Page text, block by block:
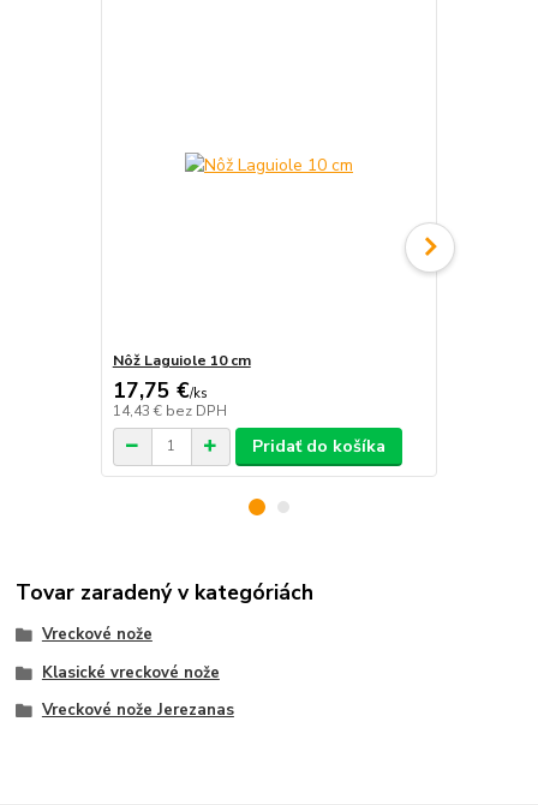
Nôž Laguiole 10 cm
17,75 €/ks
14,43 € bez DPH
Pridať do košíka
Tovar zaradený v kategóriách
Vreckové nože
Klasické vreckové nože
Vreckové nože Jerezanas